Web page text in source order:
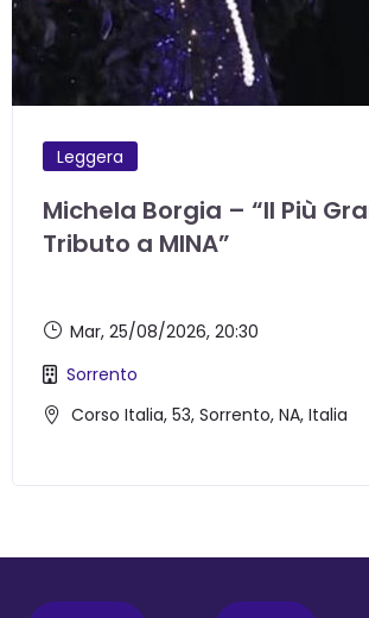
Leggera
Michela Borgia – “Il Più
Tributo a MINA”
Corso Italia, 53, Sorrento, NA, Italia
Sorrento
Mar, 25/08/2026, 20:30